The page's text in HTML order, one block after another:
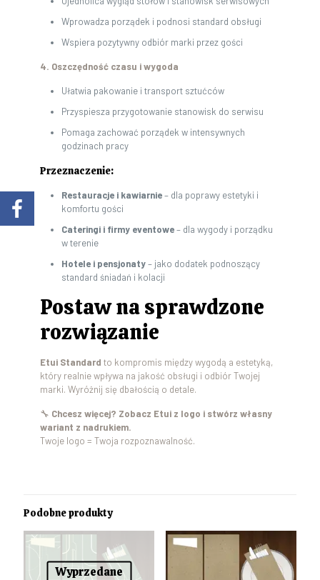
Wprowadza porządek i podnosi standard obsługi
Wspiera pozytywny odbiór marki przez gości
4. Oszczędność czasu i wygoda
Ułatwia pakowanie i transport sztućców
Przyspiesza przygotowanie stanowisk do serwisu
Pomaga zachować porządek w intensywnych
godzinach pracy
Przeznaczenie:
Restauracje i kawiarnie– dla poprawy estetyki i
komfortu gości
Cateringi i firmy eventowe– dla wygody i porządku
w terenie
Hotele i pensjonaty– jako dodatek podnoszący
standard śniadań i kolacji
Postaw na sprawdzone
rozwiązanie
Etui Standard to kompromis między wygodą a estetyką,
który realnie wpływa na jakość obsługi i odbiór Twojej
marki. Wyróżnij się dbałością o detale.
🔧 Chcesz więcej? Zobacz Etui z logo i stwórz własny
wariant z nadrukiem.
Twoje logo = Twoja rozpoznawalność.
Podobne produkty
Wyprzedane